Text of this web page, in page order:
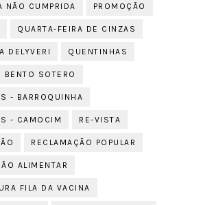
NÃO CUMPRIDA PROMOÇÃO
QUARTA-FEIRA DE CINZAS
DELYVERI QUENTINHAS
BENTO SOTERO
- BARROQUINHA
- CAMOCIM RE-VISTA
RECLAMAÇÃO POPULAR
ALIMENTAR
FILA DA VACINA